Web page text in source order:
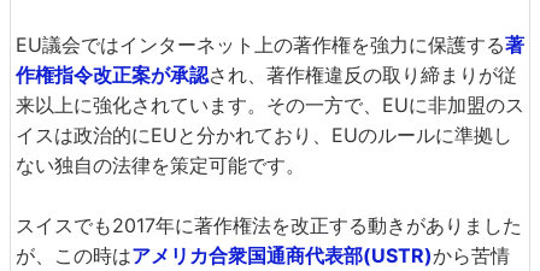
EU議会ではインターネット上の著作権を強力に保護する著
作権指令改正案が承認され、著作権違反の取り締まりが従
来以上に強化されています。その一方で、EUに非加盟のス
イスは政治的にEUと分かれており、EUのルールに準拠し
ない独自の法律を策定可能です。
スイスでも2017年に著作権法を改正する動きがありました
が、この時はアメリカ合衆国通商代表部(USTR)から苦情